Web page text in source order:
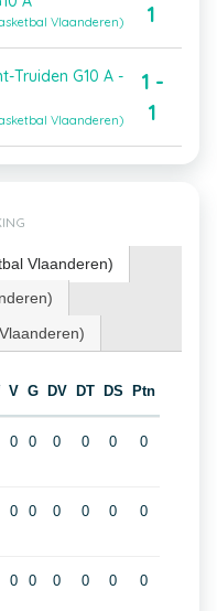
Vlaanderen)
1
Truiden G10 A -
Vlaanderen)
1 -
1
Vlaanderen)
V G DV DT DS Ptn
0 0 0 0 0 0
0 0 0 0 0 0
0 0 0 0 0 0